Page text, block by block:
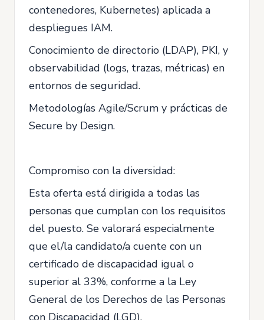
contenedores, Kubernetes) aplicada a
despliegues IAM.
Conocimiento de directorio (LDAP), PKI, y
observabilidad (logs, trazas, métricas) en
entornos de seguridad.
Metodologías Agile/Scrum y prácticas de
Secure by Design.
Compromiso con la diversidad:
Esta oferta está dirigida a todas las
personas que cumplan con los requisitos
del puesto. Se valorará especialmente
que el/la candidato/a cuente con un
certificado de discapacidad igual o
superior al 33%, conforme a la Ley
General de los Derechos de las Personas
con Discapacidad (LGD).